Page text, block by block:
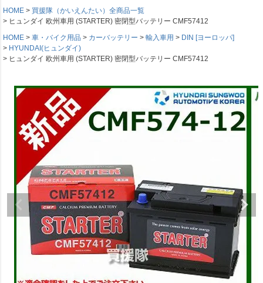
HOME
買援隊（かいえんたい）全商品一覧
ヒュンダイ 欧州車用 (STARTER) 密閉型バッテリー CMF57412
HOME
車・バイク用品 カーバッテリー 輸入車用
DIN [ヨーロッパ]
HYUNDAI(ヒュンダイ)
ヒュンダイ 欧州車用 (STARTER) 密閉型バッテリー CMF57412